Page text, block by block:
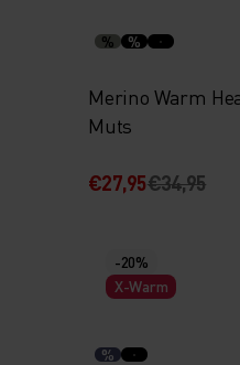
% %
Merino Warm
Muts
€27,95€34,95
-20%
X-Warm
%